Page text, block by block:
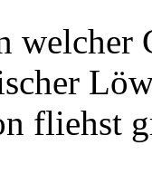
welcher
fliehst